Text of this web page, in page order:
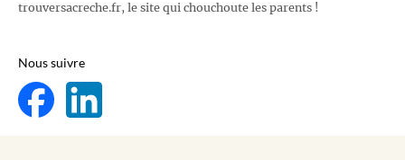
trouversacreche.fr, le site qui chouchoute les parents !
Nous suivre